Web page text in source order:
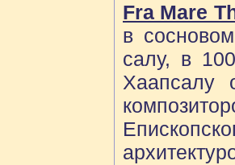
Fra Mare
в
салу, в
Хаапсалу